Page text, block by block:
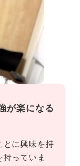
が楽になる
とに興味を持
持っていま